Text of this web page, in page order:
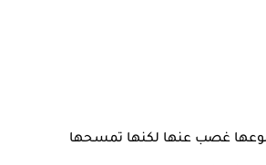
غصب عنها لكنها تمسحها